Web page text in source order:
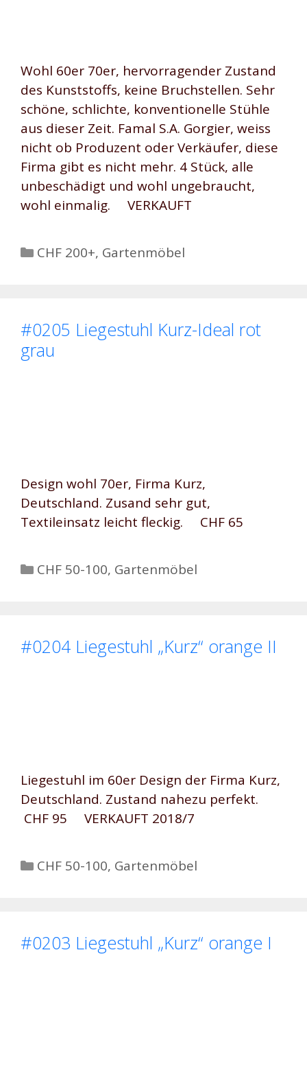
Wohl 60er 70er, hervorragender Zustand
des Kunststoffs, keine Bruchstellen. Sehr
schöne, schlichte, konventionelle Stühle
aus dieser Zeit. Famal S.A. Gorgier, weiss
nicht ob Produzent oder Verkäufer, diese
Firma gibt es nicht mehr. 4 Stück, alle
unbeschädigt und wohl ungebraucht,
wohl einmalig. VERKAUFT
Kategorien
CHF 200+, Gartenmöbel
#0205 Liegestuhl Kurz-Ideal rot
grau
Design wohl 70er, Firma Kurz,
Deutschland. Zusand sehr gut,
Textileinsatz leicht fleckig. CHF 65
Kategorien
CHF 50-100, Gartenmöbel
#0204 Liegestuhl „Kurz“ orange II
Liegestuhl im 60er Design der Firma Kurz,
Deutschland. Zustand nahezu perfekt.
CHF 95 VERKAUFT 2018/7
Kategorien
CHF 50-100, Gartenmöbel
#0203 Liegestuhl „Kurz“ orange I